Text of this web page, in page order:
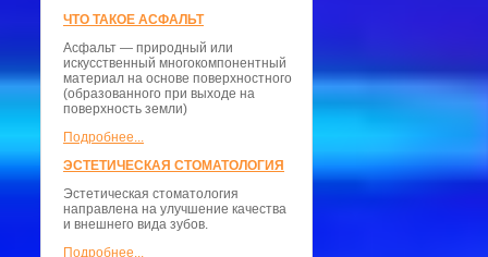
ЧТО ТАКОЕ АСФАЛЬТ
Асфальт — природный или
искусственный многокомпонентный
материал на основе поверхностного
(образованного при выходе на
поверхность земли)
Подробнее...
ЭСТЕТИЧЕСКАЯ СТОМАТОЛОГИЯ
Эстетическая стоматология
направлена на улучшение качества
и внешнего вида зубов.
Подробнее...